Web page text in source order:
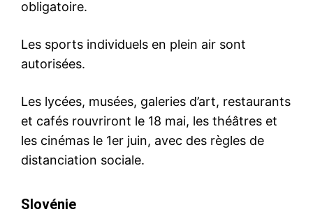
obligatoire.
Les sports individuels en plein air sont
autorisées.
Les lycées, musées, galeries d’art, restaurants
et cafés rouvriront le 18 mai, les théâtres et
les cinémas le 1er juin, avec des règles de
distanciation sociale.
Slovénie